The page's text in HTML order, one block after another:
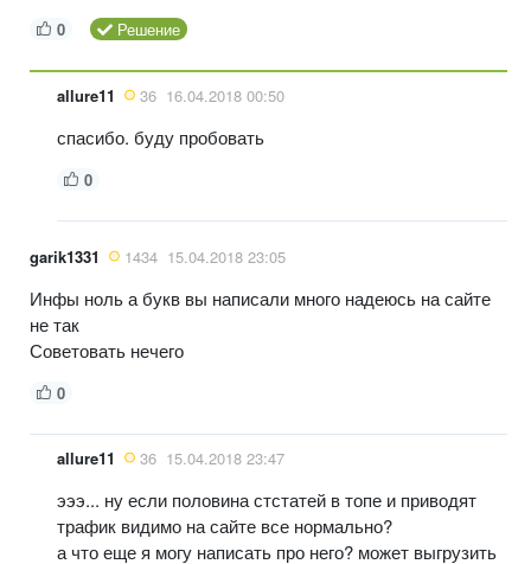
0 Решение
allure11 36 16.04.2018 00:50
спасибо. буду пробовать
0
garik1331 1434 15.04.2018 23:05
Инфы ноль а букв вы написали много надеюсь на сайте
не так
Советовать нечего
0
allure11 36 15.04.2018 23:47
эээ... ну если половина стстатей в топе и приводят
трафик видимо на сайте все нормально?
а что еще я могу написать про него? может выгрузить